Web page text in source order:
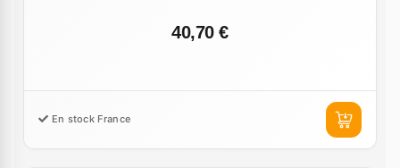
40,70 €
En stock France